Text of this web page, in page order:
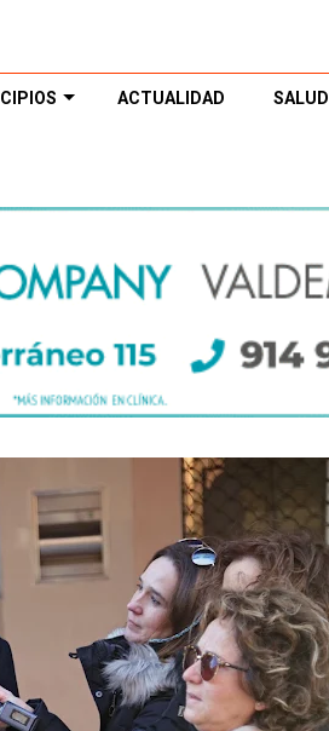
ACTUALIDAD SALUD